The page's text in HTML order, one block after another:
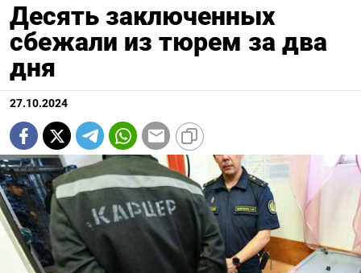
Десять заключенных
сбежали из тюрем за два
дня
27.10.2024